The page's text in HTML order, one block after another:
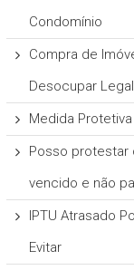
Condomínio
Compra de
Desocupar
Medida
Posso protestar
vencido e não
IPTU Atrasado
Evitar